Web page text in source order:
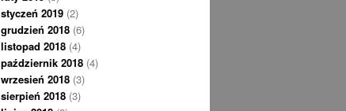
styczeń 2019 (2)
grudzień 2018 (6)
listopad 2018 (4)
październik 2018 (4)
wrzesień 2018 (3)
sierpień 2018 (3)